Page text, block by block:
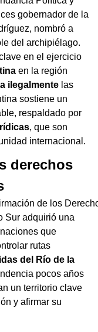
gobernador de la
nombró a
del archipiélago.
en el ejercicio
en la región
ilegalmente las
sostiene un
respaldado por
, que son
internacional.
derechos
Sur adquirió una
que
rutas
del Río de la
pocos años
un territorio clave
y afirmar su